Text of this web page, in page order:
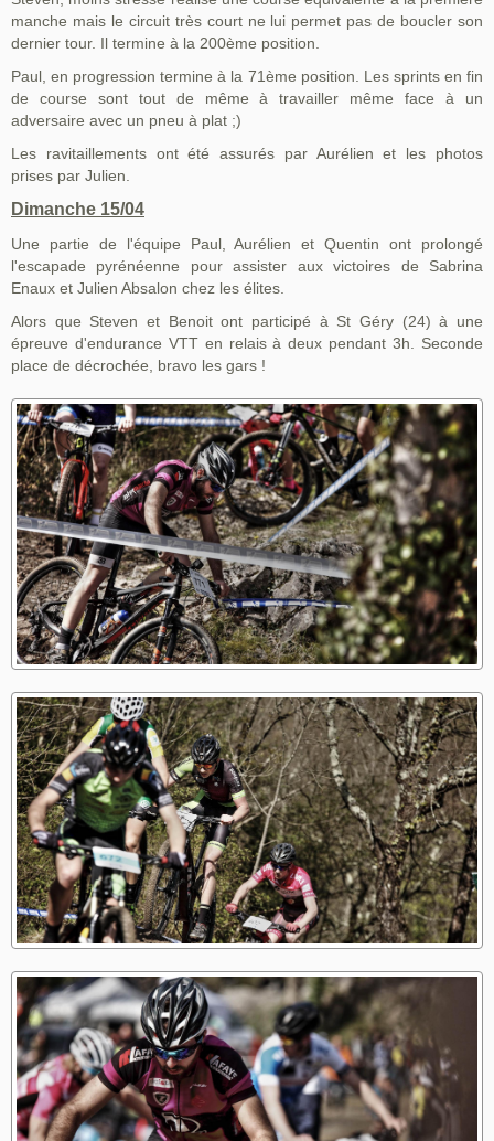
manche mais le circuit très court ne lui permet pas de boucler son
dernier tour. Il termine à la 200ème position.
Paul, en progression termine à la 71ème position. Les sprints en fin
de course sont tout de même à travailler même face à un
adversaire avec un pneu à plat ;)
Les ravitaillements ont été assurés par Aurélien et les photos
prises par Julien.
Dimanche 15/04
Une partie de l'équipe Paul, Aurélien et Quentin ont prolongé
l'escapade pyrénéenne pour assister aux victoires de Sabrina
Enaux et Julien Absalon chez les élites.
Alors que Steven et Benoit ont participé à St Géry (24) à une
épreuve d'endurance VTT en relais à deux pendant 3h. Seconde
place de décrochée, bravo les gars !